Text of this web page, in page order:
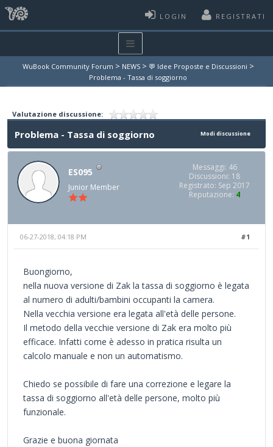
LOGIN REGISTRATI
WuBook Community Forum > NEWS > 💬 Idee Proposte e Discussioni >
Problema - Tassa di soggiorno
Valutazione discussione:
Modi discussione
Problema - Tassa di soggiorno
ES095
Junior Member
Messaggi: 46
Discussioni: 18
Registrato: Sep 2017
Reputazione: 4
#1
06-27-2018, 04:18 PM
Buongiorno,
nella nuova versione di Zak la tassa di soggiorno è legata
al numero di adulti/bambini occupanti la camera.
Nella vecchia versione era legata all'età delle persone.
Il metodo della vecchie versione di Zak era molto più
efficace. Infatti come è adesso in pratica risulta un
calcolo manuale e non un automatismo.
Chiedo se possibile di fare una correzione e legare la
tassa di soggiorno all'età delle persone, molto più
funzionale.
Grazie e buona giornata